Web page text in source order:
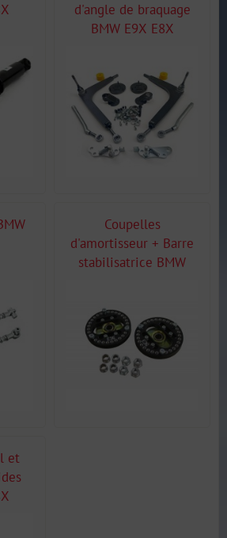
d'angle de braquage
BMW E9X E8X
Coupelles
d'amortisseur + Barre
stabilisatrice BMW
et